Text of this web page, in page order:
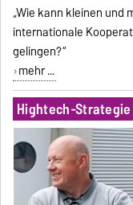
„Wie kann kleinen
internationale
gelingen?“
mehr ...
Hightech-